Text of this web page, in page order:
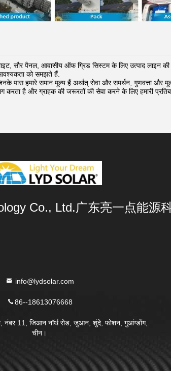
सौर पैनल, आवासीय ऑफ ग्रिड सिस्टम के लिए उत्पाद लाइन
आवश्यकता को समझते हैं.
हमारे समान मूल्य हैं अर्थात् सेवा और समर्थन, गुणवत्ता और
करता है और ग्राहक की जरूरतों की सेवा करने के लिए हमारी
Co., Ltd.广东亮一点能源
info@lydsolar.com
86--18613076668
नंबर 11, जिआन नॉर्थ रोड, जुआन, शुंदे, फोशन, गुआंग्डोंग,
चीन।